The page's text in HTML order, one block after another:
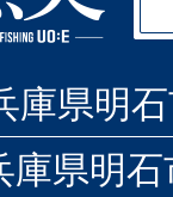
県明石
庫県明